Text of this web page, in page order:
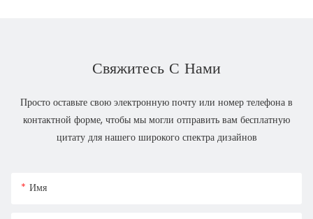
Свяжитесь С Нами
Просто оставьте свою электронную почту или номер телефона в
контактной форме, чтобы мы могли отправить вам бесплатную
цитату для нашего широкого спектра дизайнов
Имя